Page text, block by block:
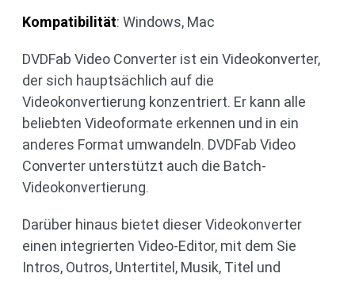
Kompatibilität: Windows, Mac
DVDFab Video Converter ist ein Videokonverter,
der sich hauptsächlich auf die
Videokonvertierung konzentriert. Er kann alle
beliebten Videoformate erkennen und in ein
anderes Format umwandeln. DVDFab Video
Converter unterstützt auch die Batch-
Videokonvertierung.
Darüber hinaus bietet dieser Videokonverter
einen integrierten Video-Editor, mit dem Sie
Intros, Outros, Untertitel, Musik, Titel und